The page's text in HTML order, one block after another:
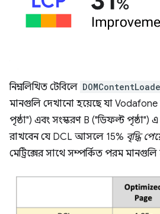
নিম্নলিখিত টেবিলে
মানগুলি দেখানো হয়েছে যা Vodafone
পৃষ্ঠা") এবং সংস্করণ B ("ডিফল্ট পৃষ্ঠা")
রাখবেন যে DCL আসলে 15% বৃদ্ধি
মেট্রিক্সের সাথে সম্পর্কিত পরম